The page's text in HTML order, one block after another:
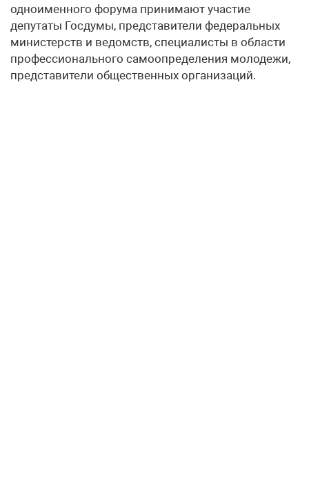
одноименного форума принимают участие
депутаты Госдумы, представители федеральных
министерств и ведомств, специалисты в области
профессионального самоопределения молодежи,
представители общественных организаций.